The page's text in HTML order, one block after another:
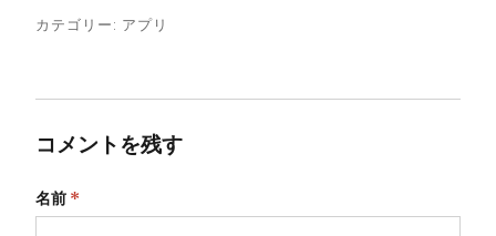
カテゴリー: アプリ
コメントを残す
名前 *